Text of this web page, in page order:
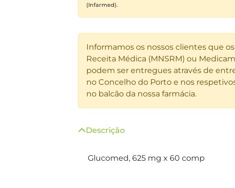
(Infarmed).
Informamos os nossos clientes que
Receita Médica (MNSRM) ou
podem ser entregues através de
no Concelho do Porto e nos
no balcão da nossa farmácia.
Descrição
Glucomed, 625 mg x 60 comp